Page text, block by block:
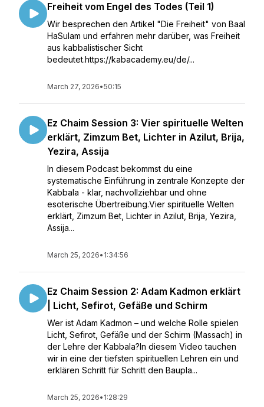
Freiheit vom Engel des Todes (Teil 1)
Wir besprechen den Artikel "Die Freiheit" von Baal
HaSulam und erfahren mehr darüber, was Freiheit
aus kabbalistischer Sicht
bedeutet.https://kabacademy.eu/de/...
March 27, 2026•50:15
Ez Chaim Session 3: Vier spirituelle Welten
erklärt, Zimzum Bet, Lichter in Azilut, Brija,
Yezira, Assija
In diesem Podcast bekommst du eine
systematische Einführung in zentrale Konzepte der
Kabbala - klar, nachvollziehbar und ohne
esoterische Übertreibung.Vier spirituelle Welten
erklärt, Zimzum Bet, Lichter in Azilut, Brija, Yezira,
Assija...
March 25, 2026• 1:34:56
Ez Chaim Session 2: Adam Kadmon erklärt
| Licht, Sefirot, Gefäße und Schirm
Wer ist Adam Kadmon – und welche Rolle spielen
Licht, Sefirot, Gefäße und der Schirm (Massach) in
der Lehre der Kabbala?In diesem Video tauchen
wir in eine der tiefsten spirituellen Lehren ein und
erklären Schritt für Schritt den Baupla...
March 25, 2026• 1:28:29